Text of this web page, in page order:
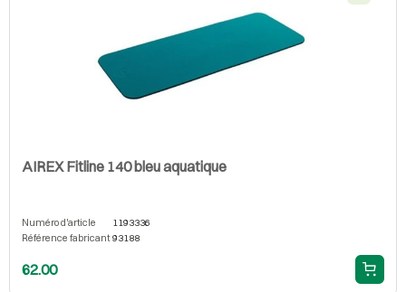
AIREX Fitline 140 bleu aquatique
Numéro d'article
1193336
Référence fabricant 93188
62.00